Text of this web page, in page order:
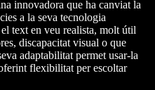
innovadora que ha canviat la
a la seva tecnologia
text en veu realista, molt útil
discapacitat visual o que
adaptabilitat permet usar-la
flexibilitat per escoltar